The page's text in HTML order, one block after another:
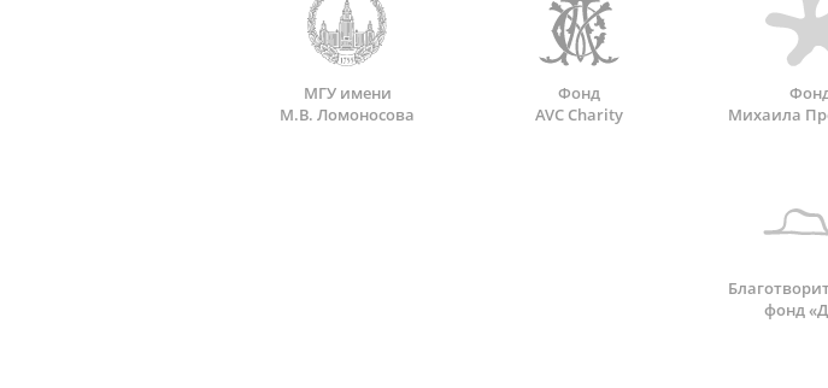
МГУ имени
М.В. Ломоносова
Фонд
AVC Charity
Михаила
фонд